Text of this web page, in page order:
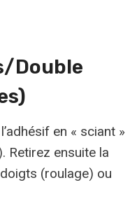
double
en « sciant »
Retirez ensuite la
(roulage) ou